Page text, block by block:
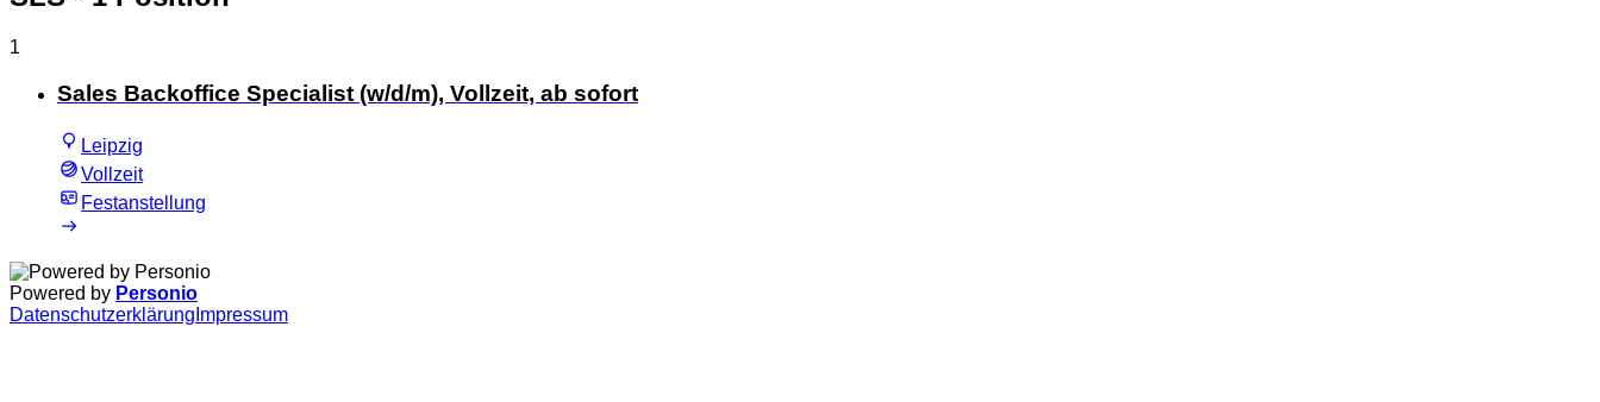
1
Sales Backoffice Specialist (w/d/m), Vollzeit, ab sofort
Leipzig
Vollzeit
Festanstellung
Powered by Personio
Datenschutzerklärung Impressum